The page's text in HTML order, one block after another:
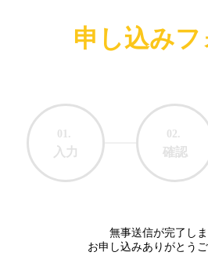
申し込みフ
無事送信が完了しま
お申し込みありがとうご